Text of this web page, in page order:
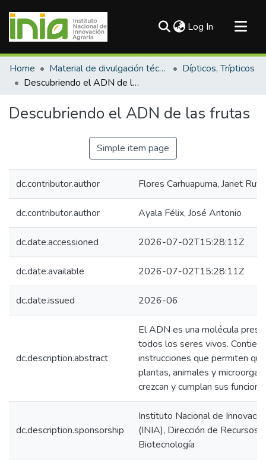
Log In (current)
Communities & Collections
All of DSpace
Home Material de divulgación técnica
Dípticos, Trípticos
Descubriendo el ADN de las frutas
Descubriendo el ADN de las frutas
Simple item page
dc.contributor.author Flores Carhuapuma, Janet Ruth
dc.contributor.author Ayala Félix, José Antonio
dc.date.accessioned 2026-07-02T15:28:11Z
dc.date.available 2026-07-02T15:28:11Z
dc.date.issued 2026-06
dc.description.abstract
El ADN es una molécula
todos los seres vivos.
instrucciones que permiten
plantas, animales y
crezcan y cumplan sus
dc.description.sponsorship
Instituto Nacional de
(INIA), Dirección de Recursos
Biotecnología